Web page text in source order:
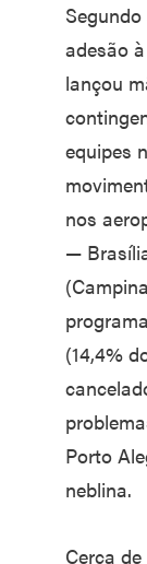
adesão
lançou
equipes
nos
—
(14,4%
Porto
neblina.
Cerca